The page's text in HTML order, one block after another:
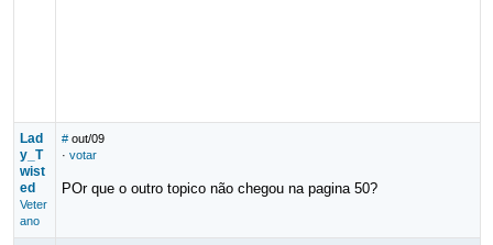
Lad
y_T
wist
ed
Veter
ano
# out/09
· votar
POr que o outro topico não chegou na pagina 50?